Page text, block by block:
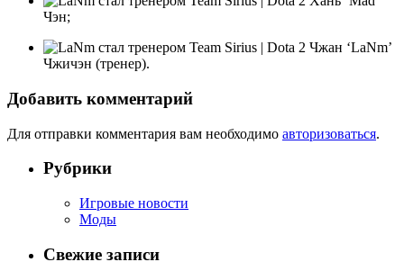
Чэн;
Чжан ‘LaNm’
Чжичэн (тренер).
Добавить комментарий
Для отправки комментария вам необходимо авторизоваться.
Рубрики
Игровые новости
Моды
Свежие записи